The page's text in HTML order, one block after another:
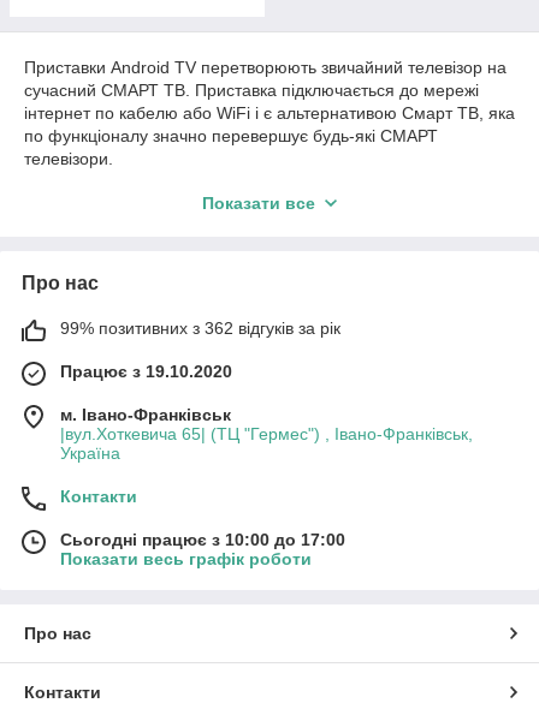
Приставки Android TV перетворюють звичайний телевізор на
сучасний СМАРТ ТВ. Приставка підключається до мережі
інтернет по кабелю або WiFi і є альтернативою Смарт ТВ, яка
по функціоналу значно перевершує будь-які СМАРТ
телевізори.
Андроїд – одна з найпопулярніших і найпростіших в
Для Android створено величезну кількість програм для
Зручний інтерфейс адаптований спеціально під СМАРТ ТВ;
Система не потребує великих обсягів пам'яті та потужного
процесора – отже, навіть недорога приставка на Андроїді
працюватиме без збоїв.
ТБ Приставку на Android легко підключити, вона сумісна
майже з усіма моделями телевізора, навіть старими. І
ключова перевага – низька вартість. Адже навіть
найпотужніша ТВ-приставка на Андроїді обійдеться дешевше
за новий SmartTV.
Показати все
Про нас
99% позитивних з 362 відгуків за рік
Працює з 19.10.2020
м. Івано-Франківськ
|вул.Хоткевича 65| (ТЦ "Гермес") , Івано-Франківськ,
Україна
Контакти
Сьогодні працює з 10:00 до 17:00
Показати весь графік роботи
Про нас
Контакти